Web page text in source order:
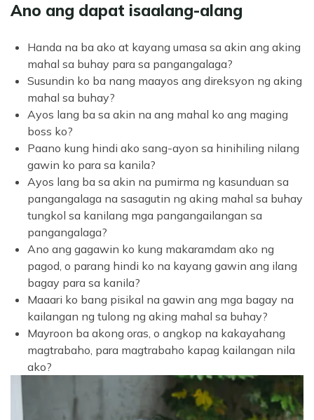
Ano ang dapat isaalang-alang
Handa na ba ako at kayang umasa sa akin ang aking
mahal sa buhay para sa pangangalaga?
Susundin ko ba nang maayos ang direksyon ng aking
mahal sa buhay?
Ayos lang ba sa akin na ang mahal ko ang maging
boss ko?
Paano kung hindi ako sang-ayon sa hinihiling nilang
gawin ko para sa kanila?
Ayos lang ba sa akin na pumirma ng kasunduan sa
pangangalaga na sasagutin ng aking mahal sa buhay
tungkol sa kanilang mga pangangailangan sa
pangangalaga?
Ano ang gagawin ko kung makaramdam ako ng
pagod, o parang hindi ko na kayang gawin ang ilang
bagay para sa kanila?
Maaari ko bang pisikal na gawin ang mga bagay na
kailangan ng tulong ng aking mahal sa buhay?
Mayroon ba akong oras, o angkop na kakayahang
magtrabaho, para magtrabaho kapag kailangan nila
ako?